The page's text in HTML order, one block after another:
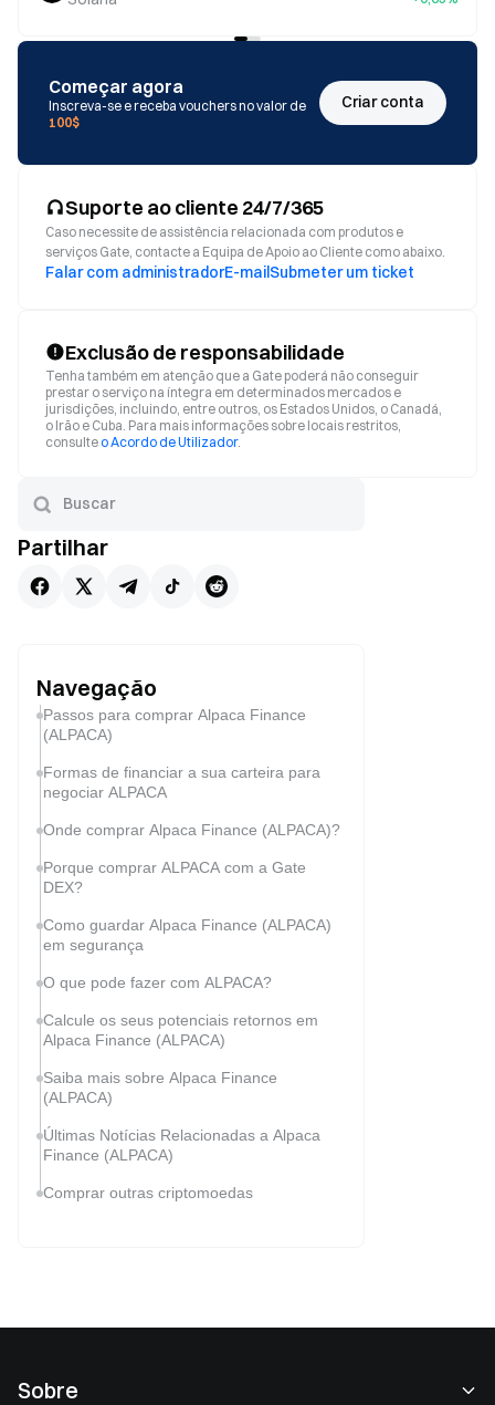
Começar agora
Inscreva-se e receba vouchers no valor de
100$
Criar conta
Suporte ao cliente 24/7/365
Caso necessite de assistência relacionada com produtos e
serviços Gate, contacte a Equipa de Apoio ao Cliente como abaixo.
Falar com administradorE-mailSubmeter um ticket
Exclusão de responsabilidade
Tenha também em atenção que a Gate poderá não conseguir
prestar o serviço na íntegra em determinados mercados e
jurisdições, incluindo, entre outros, os Estados Unidos, o Canadá,
o Irão e Cuba. Para mais informações sobre locais restritos,
consulte o Acordo de Utilizador.
Partilhar
Navegação
Passos para comprar Alpaca Finance
(ALPACA)
Formas de financiar a sua carteira para
negociar ALPACA
Onde comprar Alpaca Finance (ALPACA)?
Porque comprar ALPACA com a Gate
DEX?
Como guardar Alpaca Finance (ALPACA)
em segurança
O que pode fazer com ALPACA?
Calcule os seus potenciais retornos em
Alpaca Finance (ALPACA)
Saiba mais sobre Alpaca Finance
(ALPACA)
Últimas Notícias Relacionadas a Alpaca
Finance (ALPACA)
Comprar outras criptomoedas
Sobre